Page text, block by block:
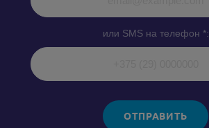
или SMS на телефон *:
ОТПРАВИТЬ